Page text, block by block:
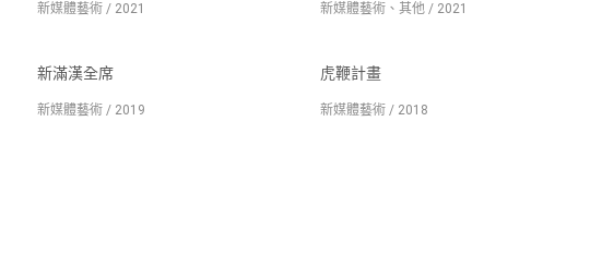
新媒體藝術 / 2021 新媒體藝術、其他 / 2021
新滿漢全席
新媒體藝術 / 2019
虎鞭計畫
新媒體藝術 / 2018